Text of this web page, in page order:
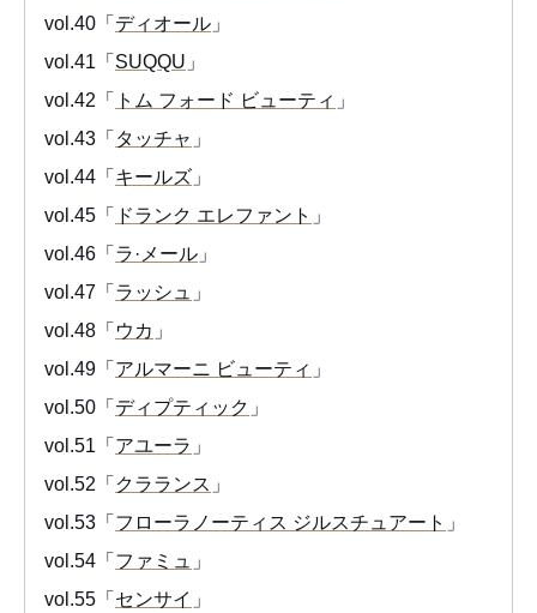
vol.40「 ディオール 」
vol.41「 SUQQU 」
vol.42「
トム フォード ビューティ 」
vol.43「 タッチャ 」
vol.44「 キールズ 」
vol.45「
ドランク エレファント 」
vol.46「 ラ·メール 」
vol.47「 ラッシュ 」
vol.48「 ウカ 」
vol.49「 アルマーニ ビューティ 」
vol.50「 ディプティック 」
vol.51「 アユーラ 」
vol.52「 クラランス 」
vol.53「 フローラノーティス ジルスチュアート 」
vol.54「 ファミュ 」
vol.55「 センサイ 」